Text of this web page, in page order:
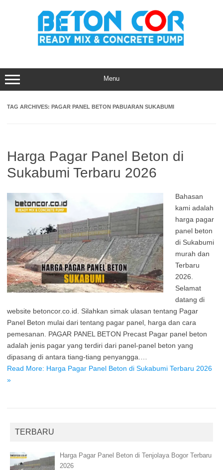
Menu
TAG ARCHIVES: PAGAR PANEL BETON PABUARAN SUKABUMI
Harga Pagar Panel Beton di
Sukabumi Terbaru 2026
Bahasan
kami adalah
harga pagar
panel beton
di Sukabumi
murah dan
Terbaru
2026.
Selamat
datang di
website betoncor.co.id. Silahkan simak ulasan tentang Pagar
Panel Beton mulai dari tentang pagar panel, harga dan cara
pemesanan. PAGAR PANEL BETON Precast Pagar panel beton
adalah jenis pagar yang terdiri dari panel-panel beton yang
dipasang di antara tiang-tiang penyangga.…
Read More: Harga Pagar Panel Beton di Sukabumi Terbaru 2026
»
TERBARU
Harga Pagar Panel Beton di Tenjolaya Bogor Terbaru
2026